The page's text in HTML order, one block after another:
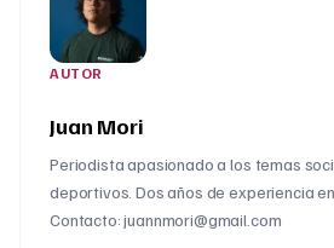
AUTOR
Juan Mori
Periodista apasionado a los temas
deportivos. Dos años de experiencia
Contacto: juannmori@gmail.com